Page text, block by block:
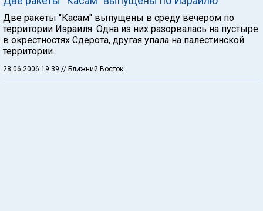
Две ракеты "Касам" выпущены в среду вечером по
территории Израиля. Одна из них разорвалась на пустыре
в окрестностях Сдерота, другая упала на палестинской
территории.
28.06.2006 19:39 // Ближний Восток